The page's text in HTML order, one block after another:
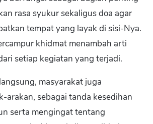
rasa syukur sekaligus doa agar
tempat yang layak di sisi-Nya.
khidmat menambah arti
setiap kegiatan yang terjadi.
masyarakat juga
arakan, sebagai tanda kesedihan
serta mengingat tentang